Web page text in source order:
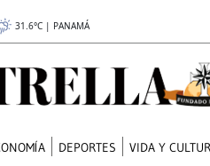
31.6°C | PANAMÁ
DEPORTES VIDA Y